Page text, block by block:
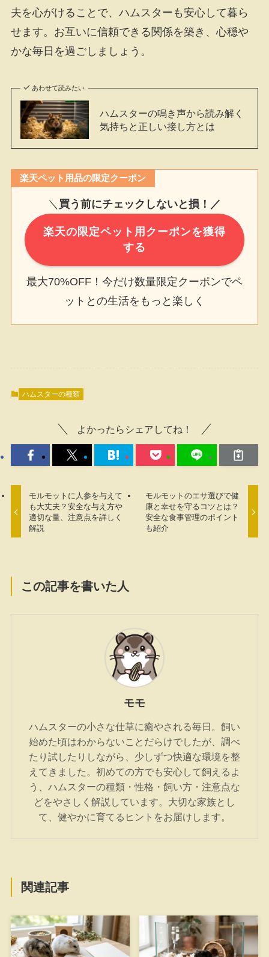
夫を心がけることで、ハムスターも安心して暮ら
せます。お互いに信頼できる関係を築き、心穏や
かな毎日を過ごしましょう。
あわせて読みたい
ハムスターの鳴き声から読み解く
気持ちと正しい接し方とは
楽天ペット用品の限定クーポン
＼ 買う前にチェックしないと損！／
楽天の限定ペット用クーポンを獲得
する
最大70%OFF！今だけ数量限定クーポンでペ
ットとの生活をもっと楽しく
ハムスターの種類
よかったらシェアしてね！
モルモットに人参を与えて
も大丈夫？安全な与え方や
適切な量、注意点を詳しく
解説
モルモットのエサ選びで健
康と幸せを守るコツとは？
安全な食事管理のポイント
も紹介
この記事を書いた人
モモ
ハムスターの小さな仕草に癒やされる毎日。飼い
始めた頃はわからないことだらけでしたが、調べ
たり試したりしながら、少しずつ快適な環境を整
えてきました。初めての方でも安心して飼えるよ
う、ハムスターの種類・性格・飼い方・注意点な
どをやさしく解説しています。大切な家族とし
て、健やかに育てるヒントをお届けします。
関連記事